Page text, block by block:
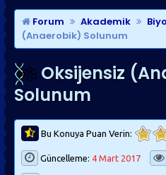
KISAYOLLAR
Forum Akademik
(Anaerobik) Solunum
Oksijensiz
Solunum
Bu Konuya Puan Verin:
Güncelleme: 4 Mart 2017